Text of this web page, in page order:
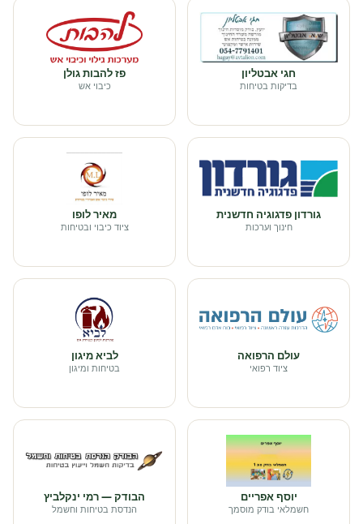
חגי אבטליון
בדיקות בטיחות
פז להבות גולן
כיבוי אש
גורדון פדגוגיה חדשנית
חינוך וערכות
מאיר לופו
ציוד כיבוי ובטיחות
עולם הרפואה
ציוד רפואי
לביא מיגון
בטיחות ומיגון
יוסף אפריים
חשמלאי בודק מוסמך
הבודק — רמי ינקלביץ
הנדסת בטיחות וחשמל